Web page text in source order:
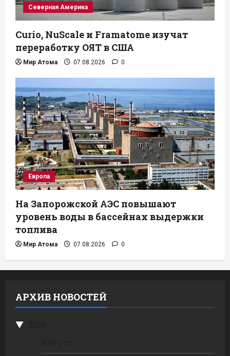
Северная Америка
Curio, NuScale и Framatome изучат
переработку ОЯТ в США
Мир Атома 07.08.2026 0
Европа
На Запорожской АЭС повышают
уровень воды в бассейнах выдержки
топлива
Мир Атома 07.08.2026 0
АРХИВ НОВОСТЕЙ